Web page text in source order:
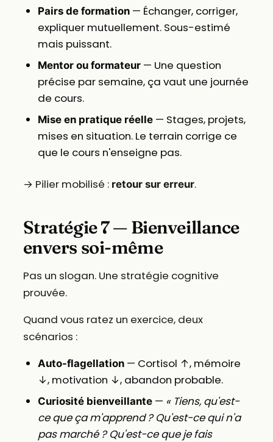
Pairs de formation— Échanger, corriger,
expliquer mutuellement. Sous-estimé
mais puissant.
Mentor ou formateur— Une question
précise par semaine, ça vaut une journée
de cours.
Mise en pratique réelle— Stages, projets,
mises en situation. Le terrain corrige ce
que le cours n'enseigne pas.
→ Pilier mobilisé : retour sur erreur.
Stratégie 7 — Bienveillance
envers soi-même
Pas un slogan. Une stratégie cognitive
prouvée.
Quand vous ratez un exercice, deux
scénarios :
Auto-flagellation— Cortisol ↑, mémoire
↓, motivation ↓, abandon probable.
Curiosité bienveillante— « Tiens, qu'est-
ce que ça m'apprend ? Qu'est-ce qui n'a
pas marché ? Qu'est-ce que je fais